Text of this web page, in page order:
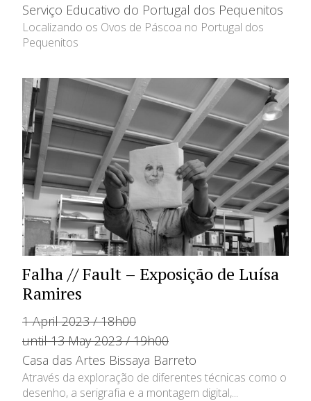
Serviço Educativo do Portugal dos Pequenitos
Localizando os Ovos de Páscoa no Portugal dos
Pequenitos
Falha // Fault – Exposição de Luísa
Ramires
1 April 2023 / 18h00
until 13 May 2023 / 19h00
Casa das Artes Bissaya Barreto
Através da exploração de diferentes técnicas como o
desenho, a serigrafia e a montagem digital,...